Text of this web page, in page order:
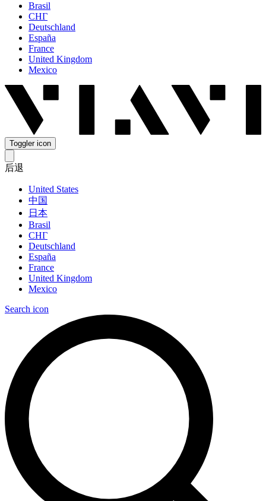
Brasil
СНГ
Deutschland
España
France
United Kingdom
Mexico
Toggler icon
后退
United States
中国
日本
Brasil
СНГ
Deutschland
España
France
United Kingdom
Mexico
Search icon